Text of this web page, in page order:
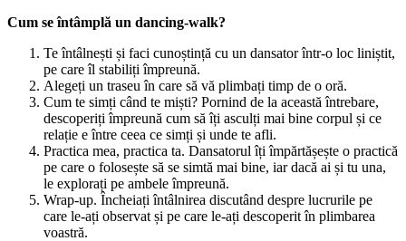
Cum se întâmplă un dancing-walk?
Te întâlnești și faci cunoștință cu un dansator într-o loc liniștit,
pe care îl stabiliți împreună.
Alegeți un traseu în care să vă plimbați timp de o oră.
Cum te simți când te miști? Pornind de la această întrebare,
descoperiți împreună cum să îți asculți mai bine corpul și ce
relație e între ceea ce simți și unde te afli.
Practica mea, practica ta. Dansatorul îți împărtășește o practică
pe care o folosește să se simtă mai bine, iar dacă ai și tu una,
le explorați pe ambele împreună.
Wrap-up. Încheiați întâlnirea discutând despre lucrurile pe
care le-ați observat și pe care le-ați descoperit în plimbarea
voastră.